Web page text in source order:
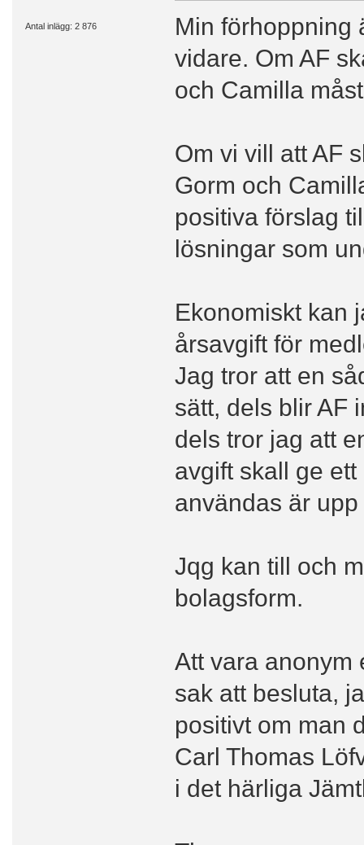
Antal inlägg: 2 876
Min förhoppning
vidare. Om AF
och Camilla
Om vi vill att AF
Gorm och
positiva förslag
lösningar som
Ekonomiskt kan
årsavgift för
Jag tror att en
sätt, dels blir AF
dels tror jag att
avgift skall ge
användas är
Jqg kan till och
bolagsform.
Att vara anonym
sak att besluta,
positivt om man
Carl Thomas
i det härliga